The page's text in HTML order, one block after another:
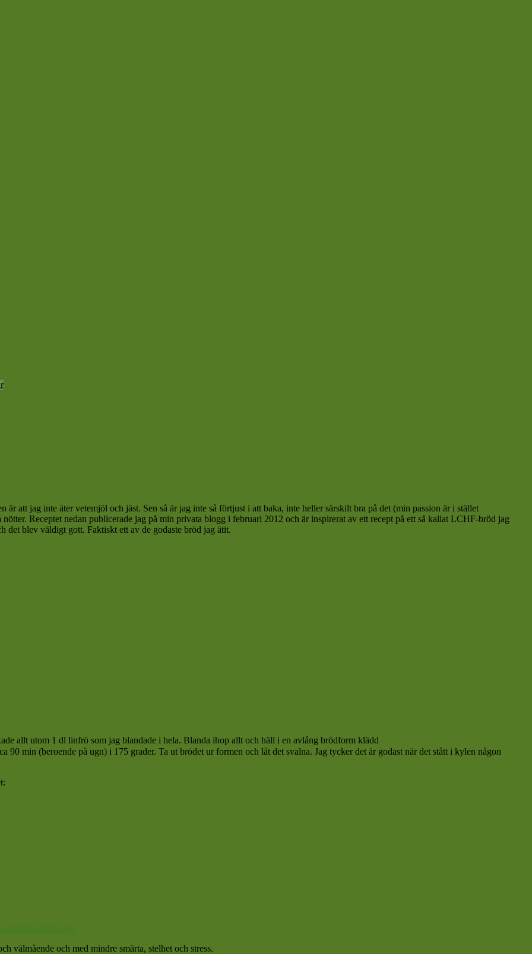
är att jag inte äter vetemjöl och jäst. Sen så är jag inte så förtjust i att baka, inte heller särskilt bra på det (min passion är i stället
Receptet nedan publicerade jag på min privata blogg i februari 2012 och är inspirerat av ett recept på ett så kallat LCHF-bröd jag
det blev väldigt gott. Faktiskt ett av de godaste bröd jag ätit.
allt utom 1 dl linfrö som jag blandade i hela. Blanda ihop allt och häll i en avlång brödform klädd
90 min (beroende på ugn) i 175 grader. Ta ut brödet ur formen och låt det svalna. Jag tycker det är godast när det stått i kylen någon
& Recept
välmående och med mindre smärta, stelhet och stress.